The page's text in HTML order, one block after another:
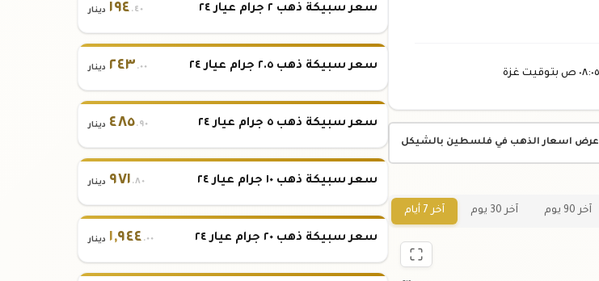
ص بتوقيت غزة
عرض اسعار الذهب في فلسطين بالشيكل
آخر 90 يوم آخر 30 يوم آخر 7 أيام
سعر سبيكة ذهب ٢ جرام عيار ٢٤ ١٩٤ .٤٠ دينار
سعر سبيكة ذهب ٢.٥ جرام عيار ٢٤ ٢٤٣ .٠٠ دينار
سعر سبيكة ذهب ٥ جرام عيار ٢٤ ٤٨٥.٩٠ دينار
سعر سبيكة ذهب ١٠ جرام عيار ٢٤ ٩٧١ .٨٠ دينار
سعر سبيكة ذهب ٢٠ جرام عيار ٢٤ ١,٩٤٤ .٠٠ دينار